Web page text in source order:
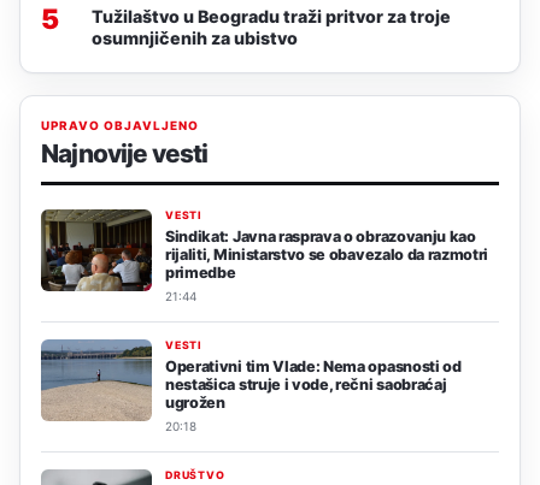
5
Tužilaštvo u Beogradu traži pritvor za troje
osumnjičenih za ubistvo
UPRAVO OBJAVLJENO
Najnovije vesti
VESTI
Sindikat: Javna rasprava o obrazovanju kao
rijaliti, Ministarstvo se obavezalo da razmotri
primedbe
21:44
VESTI
Operativni tim Vlade: Nema opasnosti od
nestašica struje i vode, rečni saobraćaj
ugrožen
20:18
DRUŠTVO